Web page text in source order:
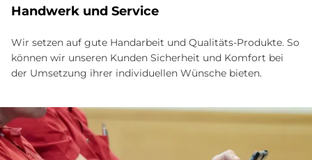
Handwerk und Service
Wir setzen auf gute Handarbeit und Qualitäts-Produkte. So
können wir unseren Kunden Sicherheit und Komfort bei
der Umsetzung ihrer individuellen Wünsche bieten.